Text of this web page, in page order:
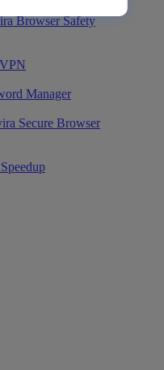
Browser Safety
Manager
Secure Browser